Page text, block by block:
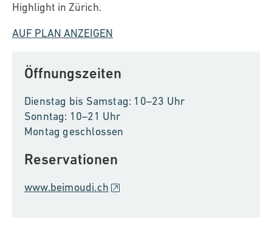
Öffnungszeiten
Dienstag bis Samstag: 10–23 Uhr
Sonntag: 10–21 Uhr
Montag geschlossen
Reservationen
www.beimoudi.ch
Highlight in Zürich.
AUF PLAN ANZEIGEN